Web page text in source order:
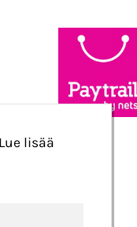
lisää